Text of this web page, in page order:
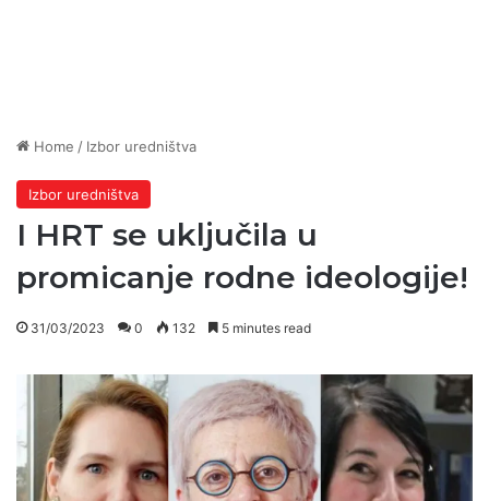
Home / Izbor uredništva
Izbor uredništva
I HRT se uključila u
promicanje rodne ideologije!
31/03/2023 0 132 5 minutes read